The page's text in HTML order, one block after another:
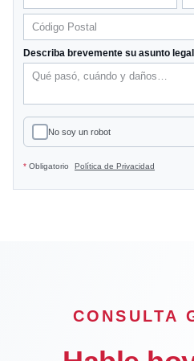
Describa brevemente su asunto legal
No soy un robot
* Obligatorio Política de Privacidad
CONSULTA